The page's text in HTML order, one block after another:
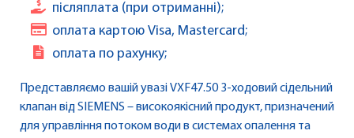
післяплата (при отриманні);
оплата картою Visa, Mastercard;
оплата по рахунку;
Представляємо вашій увазі VXF47.50 3-ходовий сідельний
клапан від SIEMENS – високоякісний продукт, призначений
для управління потоком води в системах опалення та